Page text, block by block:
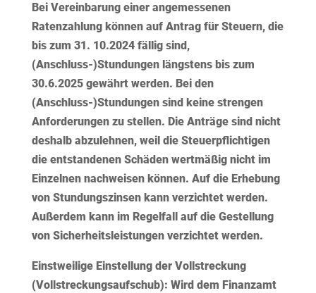
Bei Vereinbarung einer angemessenen
Ratenzahlung können auf Antrag für Steuern, die
bis zum 31. 10.2024 fällig sind,
(Anschluss-)Stundungen längstens bis zum
30.6.2025 gewährt werden. Bei den
(Anschluss-)Stundungen sind keine strengen
Anforderungen zu stellen. Die Anträge sind nicht
deshalb abzulehnen, weil die Steuerpflichtigen
die entstandenen Schäden wertmäßig nicht im
Einzelnen nachweisen können. Auf die Erhebung
von Stundungszinsen kann verzichtet werden.
Außerdem kann im Regelfall auf die Gestellung
von Sicherheitsleistungen verzichtet werden.
Einstweilige Einstellung der Vollstreckung
(Vollstreckungsaufschub): Wird dem Finanzamt